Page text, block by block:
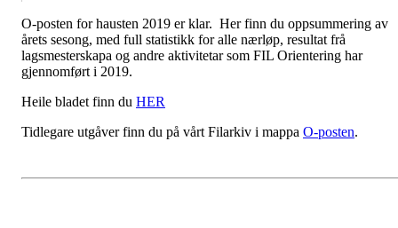
O-posten for hausten 2019 er klar. Her finn du oppsummering av
årets sesong, med full statistikk for alle nærløp, resultat frå
lagsmesterskapa og andre aktivitetar som FIL Orientering har
gjennomført i 2019.
Heile bladet finn du HER
Tidlegare utgåver finn du på vårt Filarkiv i mappa O-posten.